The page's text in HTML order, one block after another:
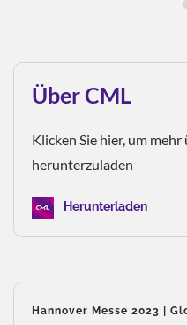
Über CML
Klicken Sie hier, um
herunterzuladen
Herunterladen
Hannover Messe 2023 |